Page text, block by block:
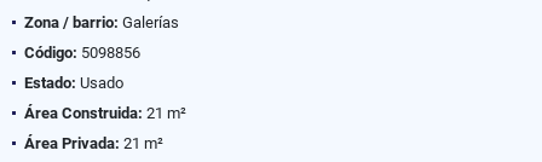
Zona / barrio: Galerías
Código: 5098856
Estado: Usado
Área Construida: 21 m²
Área Privada: 21 m²